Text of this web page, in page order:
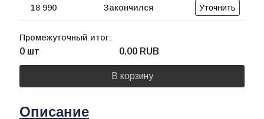
18 990 Закончился Уточнить
Промежуточный итог:
0 шт 0.00 RUB
В корзину
Описание